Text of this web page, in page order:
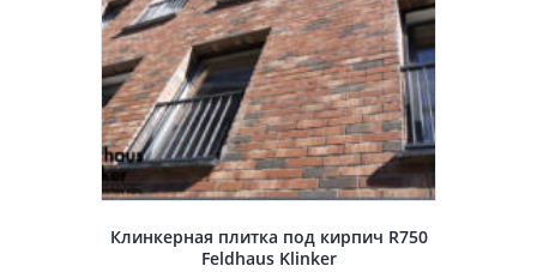
Клинкерная плитка под кирпич R750
Feldhaus Klinker